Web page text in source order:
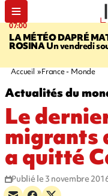
07:00
LA MÉTÉO DAPRÉ
ROSINAUn vendredi
Accueil France - Monde
Actualités du
Le
migrants
a quitté
Publié le 3 novembre